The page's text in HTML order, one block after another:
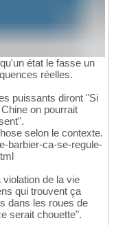
état le fasse un
réelles.
puissants diront "Si
on pourrait
selon le contexte.
barbier-ca-se-regule-
de la vie
qui trouvent ça
dans les roues de
serait chouette".